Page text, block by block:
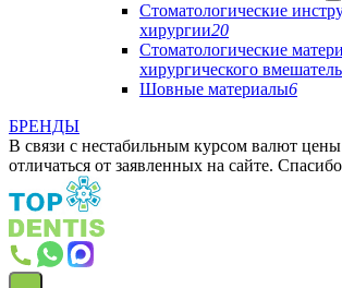
Стоматологические
хирургии20
Стоматологические
хирургического
Шовные материалы6
БРЕНДЫ
В связи с нестабильным курсом валют
отличаться от заявленных на сайте.